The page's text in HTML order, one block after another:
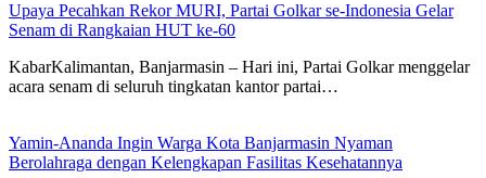
Upaya Pecahkan Rekor MURI, Partai Golkar se-Indonesia Gelar
Senam di Rangkaian HUT ke-60
KabarKalimantan, Banjarmasin – Hari ini, Partai Golkar menggelar
acara senam di seluruh tingkatan kantor partai…
Yamin-Ananda Ingin Warga Kota Banjarmasin Nyaman
Berolahraga dengan Kelengkapan Fasilitas Kesehatannya